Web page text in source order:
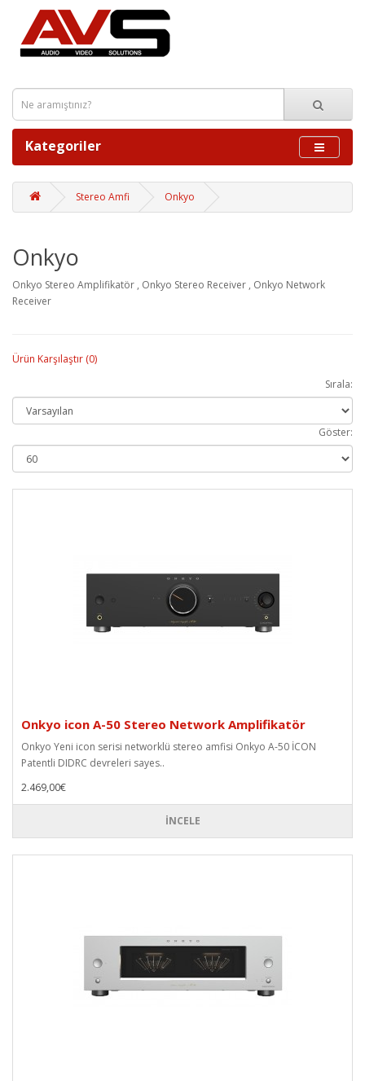
Kategoriler
Stereo Amfi Onkyo
Onkyo
Onkyo Stereo Amplifikatör , Onkyo Stereo Receiver , Onkyo Network
Receiver
Ürün Karşılaştır (0)
Sırala:
Göster:
Onkyo icon A-50 Stereo Network Amplifikatör
Onkyo Yeni icon serisi networklü stereo amfisi Onkyo A-50 İCON
Patentli DIDRC devreleri sayes..
2.469,00€
İNCELE